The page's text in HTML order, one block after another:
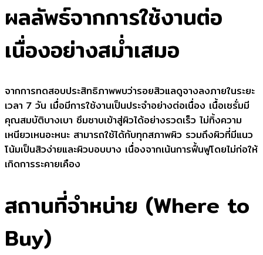
ผลลัพธ์จากการใช้งานต่อ
เนื่องอย่างสม่ำเสมอ
จากการทดสอบประสิทธิภาพพบว่ารอยสิวแลดูจางลงภายในระยะ
เวลา 7 วัน เมื่อมีการใช้งานเป็นประจำอย่างต่อเนื่อง เนื้อเซรั่มมี
คุณสมบัติบางเบา ซึมซาบเข้าสู่ผิวได้อย่างรวดเร็ว ไม่ทิ้งความ
เหนียวเหนอะหนะ สามารถใช้ได้กับทุกสภาพผิว รวมถึงผิวที่มีแนว
โน้มเป็นสิวง่ายและผิวบอบบาง เนื่องจากเน้นการฟื้นฟูโดยไม่ก่อให้
เกิดการระคายเคือง
สถานที่จำหน่าย (Where to
Buy)